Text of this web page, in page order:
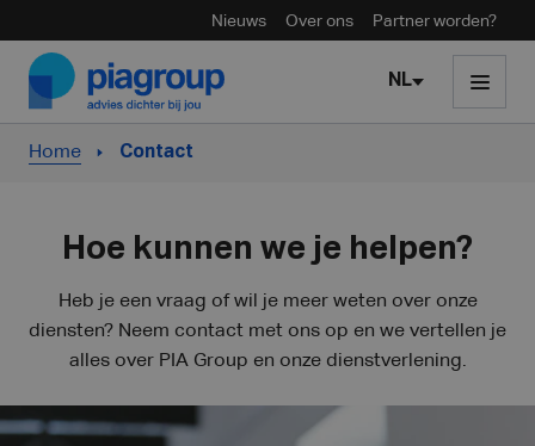
Nieuws Over ons Partner worden?
Skip to content
NL
Home Contact
Hoe kunnen we je helpen?
Heb je een vraag of wil je meer weten over onze
diensten? Neem contact met ons op en we vertellen je
alles over PIA Group en onze dienstverlening.